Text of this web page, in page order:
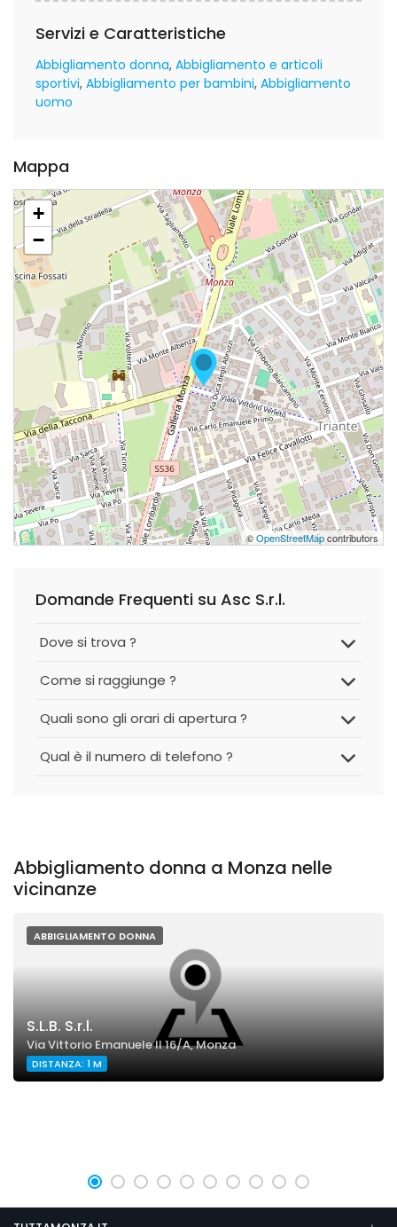
Servizi e Caratteristiche
Abbigliamento donna Abbigliamento e articoli
sportivi Abbigliamento per bambini Abbigliamento
uomo
Mappa
+
−
©OpenStreetMapcontributors
Domande Frequenti su Asc S.r.l.
Dove si trova ?
Come si raggiunge ?
Quali sono gli orari di apertura ?
Qual è il numero di telefono ?
Abbigliamento donna a Monza nelle
vicinanze
ABBIGLIAMENTO DONNA
S.L.B. S.r.l.
Via Vittorio Emanuele II 16/A, Monza
DISTANZA: 1 M